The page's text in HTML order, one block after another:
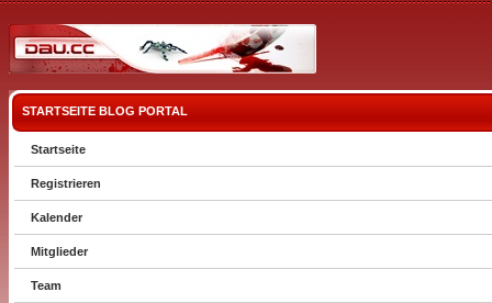
STARTSEITE BLOG PORTAL
Startseite
Registrieren
Kalender
Mitglieder
Team